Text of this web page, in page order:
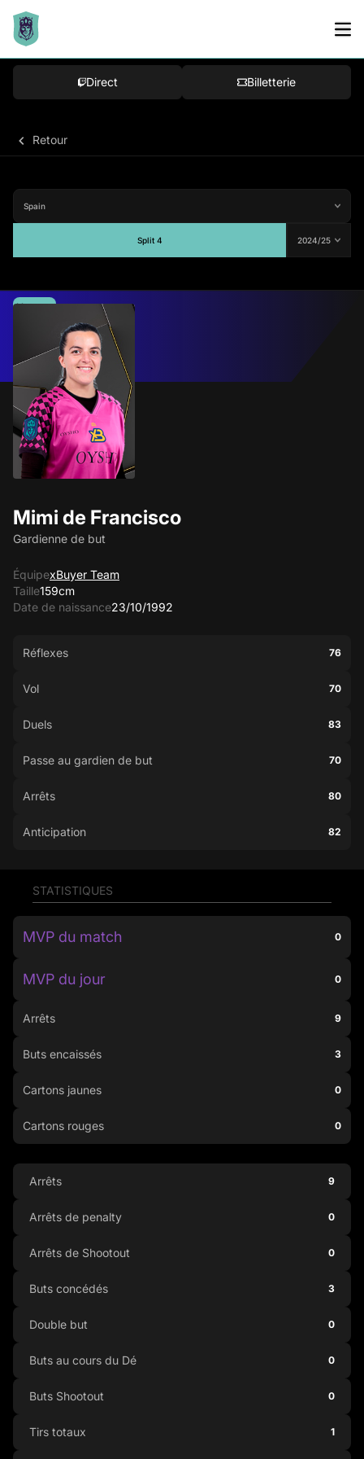
Direct Billetterie
Retour
Split 4
Mimi de Francisco
Gardienne de but
ÉquipexBuyer Team
Taille159cm
Date de naissance23/10/1992
Moyenne
Réflexes 76
Vol 70
Duels 83
Passe au gardien de but 70
Arrêts 80
Anticipation 82
STATISTIQUES
MVP du match 0
MVP du jour 0
Arrêts 9
Buts encaissés 3
Cartons jaunes 0
Cartons rouges 0
Arrêts 9
Arrêts de penalty 0
Arrêts de Shootout 0
Buts concédés 3
Double but 0
Buts au cours du Dé 0
Buts Shootout 0
Tirs totaux 1